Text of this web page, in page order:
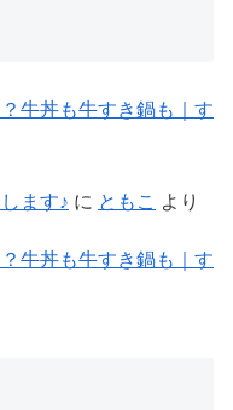
牛丼も牛すき鍋も｜す
ます♪ に ともこ より
牛丼も牛すき鍋も｜す